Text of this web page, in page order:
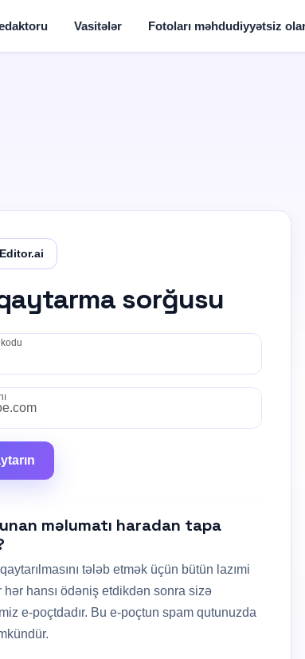
Vasitələr Fotoları məhdudiyyətsiz
sorğusu
məlumatı haradan tapa
tələb etmək üçün bütün lazımi
hər hansı ödəniş etdikdən sonra sizə
e-poçtdadır. Bu e-poçtun spam qutunuzda